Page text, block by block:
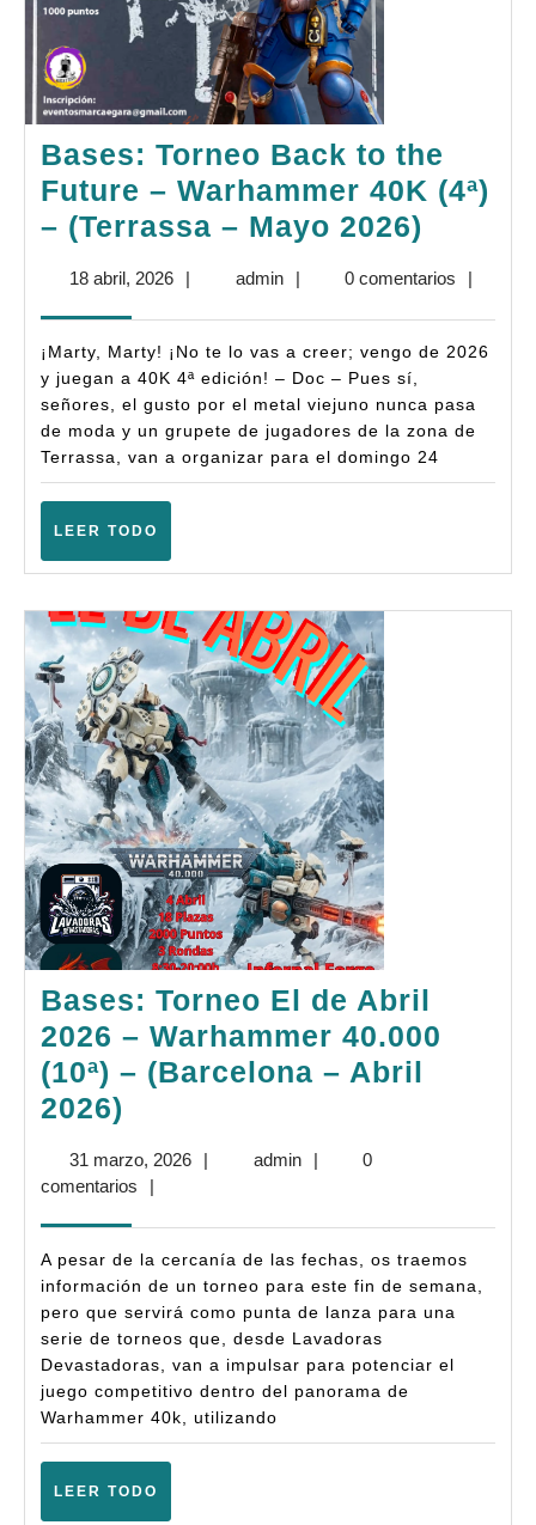
Bases: Torneo Back to the
Future – Warhammer 40K (4ª)
– (Terrassa – Mayo 2026)
Back
the
Future
–
–
18 abril, 202618| adminadmin
| 0 comentarios |
¡Marty, Marty! ¡No te lo vas a creer; vengo de 2026
y juegan a 40K 4ª edición! – Doc – Pues sí,
señores, el gusto por el metal viejuno nunca pasa
de moda y un grupete de jugadores de la zona de
Terrassa, van a organizar para el domingo 24
LEER TODO
Bases: Torneo El de Abril
2026 – Warhammer 40.000
(10ª) – (Barcelona – Abril
2026)
El
Abril
2026
–
Warhammer
40.000
(10ª)
–
(Barcelona
31 marzo, 202631| adminadmin
|
0
comentarios
|
A pesar de la cercanía de las fechas, os traemos
información de un torneo para este fin de semana,
pero que servirá como punta de lanza para una
serie de torneos que, desde Lavadoras
Devastadoras, van a impulsar para potenciar el
juego competitivo dentro del panorama de
Warhammer 40k, utilizando
LEER TODO